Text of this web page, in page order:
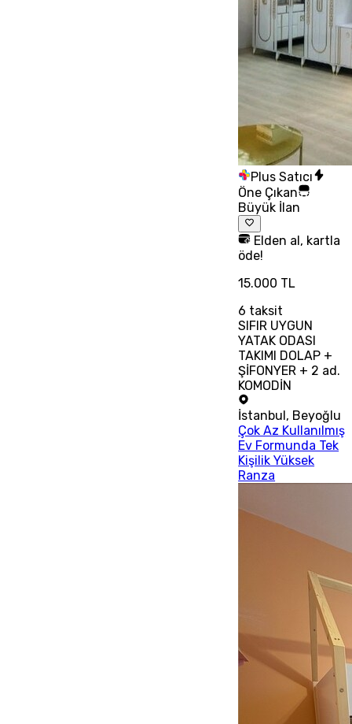
Plus Satıcı
Öne Çıkan
Büyük İlan
Elden al, kartla
öde!
15.000 TL
6 taksit
SIFIR UYGUN
YATAK ODASI
TAKIMI DOLAP +
ŞİFONYER + 2 ad.
KOMODİN
İstanbul , Beyoğlu
Çok Az Kullanılmış
Ev Formunda Tek
Kişilik Yüksek
Ranza